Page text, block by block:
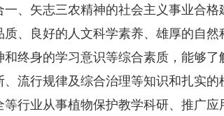
、矢志三农精神的社会主义事业合格
、良好的人文科学素养、雄厚的自然
终身的学习意识等综合素质，能够了
流行规律及综合治理等知识和扎实的
行业从事植物保护教学科研、推广应